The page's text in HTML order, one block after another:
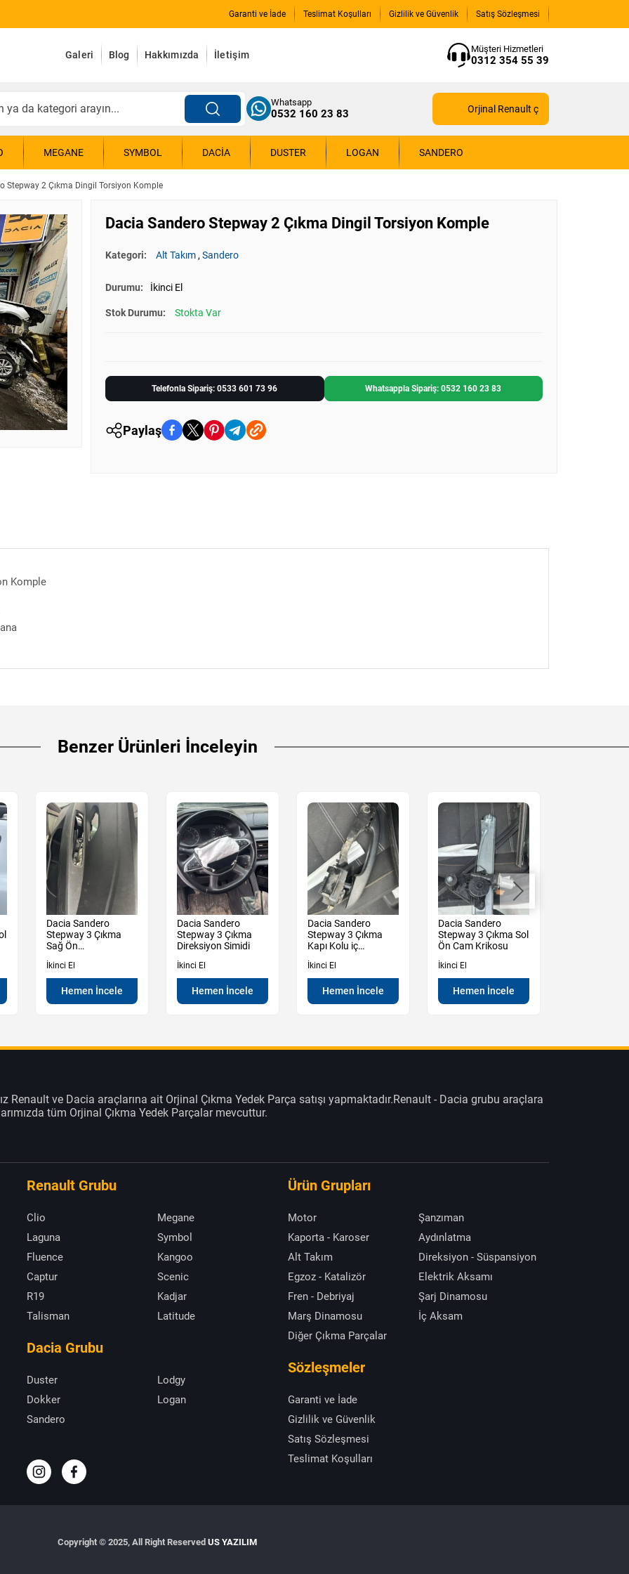
Garanti ve İade Teslimat Koşulları Gizlilik ve Güvenlik Satış Sözleşmesi
Galeri Blog Hakkımızda İletişim
Müşteri Hizmetleri
0312 354 55 39
Whatsapp
0532 160 23 83 Orjinal Renault çıkma yedek parçaları
MEGANE SYMBOL DACIA DUSTER LOGAN SANDERO
Stepway 2 Çıkma Dingil Torsiyon Komple
Dacia Sandero Stepway 2 Çıkma Dingil Torsiyon Komple
Kategori: Alt Takım,Sandero
Durumu: İkinci El
Stok Durumu: Stokta Var
Telefonla Sipariş: 0533 601 73 96 Whatsappla Sipariş: 0532 160 23 83
Paylaş
Komple
Benzer Ürünleri İnceleyin
Dacia Sandero
Stepway 3 Çıkma
Sağ Ön
Kapı Döşemesi
İkinci El
Hemen İncele
Dacia Sandero
Stepway 3 Çıkma
Direksiyon Simidi
İkinci El
Hemen İncele
Dacia Sandero
Stepway 3 Çıkma
Kapı Kolu iç
Mekanızması
İkinci El
Hemen İncele
Dacia Sandero
Stepway 3 Çıkma Sol
Ön Cam Krikosu
İkinci El
Hemen İncele
Renault ve Dacia araçlarına ait Orjinal Çıkma Yedek Parça satışı yapmaktadır.Renault - Dacia grubu araçlara
tüm Orjinal Çıkma Yedek Parçalar mevcuttur.
Renault Grubu
Clio
Megane
Laguna
Symbol
Fluence
Kangoo
Captur
Scenic
R19
Kadjar
Talisman
Latitude
Dacia Grubu
Duster
Lodgy
Dokker
Logan
Sandero
Ürün Grupları
Motor
Şanzıman
Kaporta - Karoser
Aydınlatma
Alt Takım
Direksiyon - Süspansiyon
Egzoz - Katalizör
Elektrik Aksamı
Fren - Debriyaj
Şarj Dinamosu
Marş Dinamosu
İç Aksam
Diğer Çıkma Parçalar
Sözleşmeler
Garanti ve İade
Gizlilik ve Güvenlik
Satış Sözleşmesi
Teslimat Koşulları
Copyright © 2025, All Right Reserved US YAZILIM